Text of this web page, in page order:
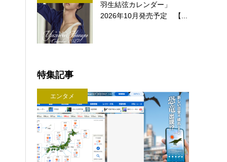
羽生結弦カレンダー」
2026年10月発売予定 【...
特集記事
エンタメ